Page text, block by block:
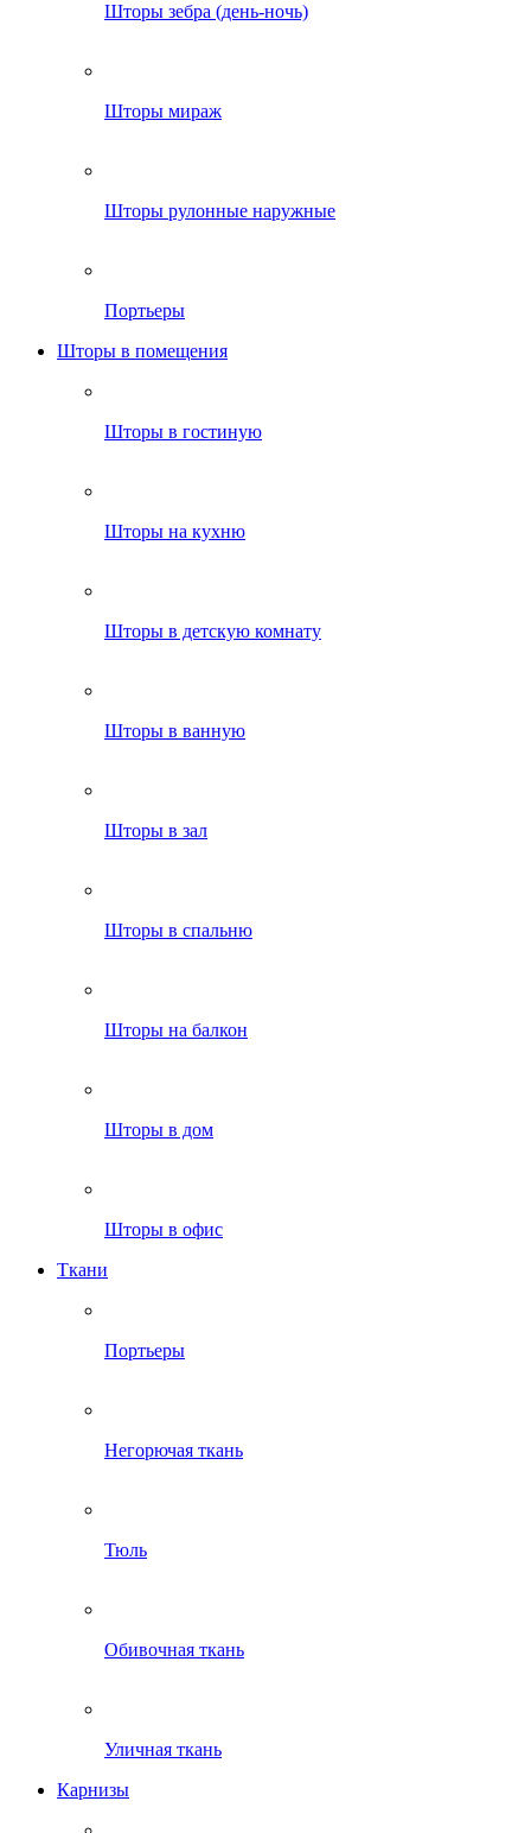
Шторы зебра (день-ночь)
Шторы мираж
Шторы рулонные наружные
Портьеры
Шторы в помещения
Шторы в гостиную
Шторы на кухню
Шторы в детскую комнату
Шторы в ванную
Шторы в зал
Шторы в спальню
Шторы на балкон
Шторы в дом
Шторы в офис
Ткани
Портьеры
Негорючая ткань
Тюль
Обивочная ткань
Уличная ткань
Карнизы